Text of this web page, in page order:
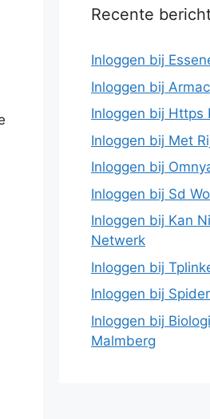
Recente
Inloggen bij
Inloggen bij
Inloggen bij Https
Inloggen bij Met
Inloggen bij
Inloggen bij Sd
Inloggen bij Kan
Netwerk
Inloggen bij
Inloggen bij
Inloggen bij
Malmberg